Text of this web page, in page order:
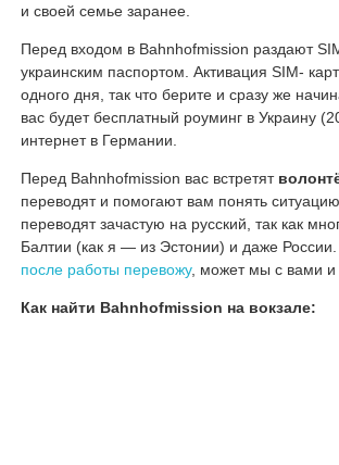
и своей семье заранее.
Перед входом в Bahnhofmission раздают
украинским паспортом. Активация SIM-
одного дня, так что берите и сразу же
вас будет бесплатный роуминг в Украину
интернет в Германии.
Перед Bahnhofmission вас встретят
переводят и помогают вам понять
переводят зачастую на русский, так как
Балтии (как я — из Эстонии) и даже России.
после работы перевожу, может мы с вами и
Как найти Bahnhofmission на вокзале: